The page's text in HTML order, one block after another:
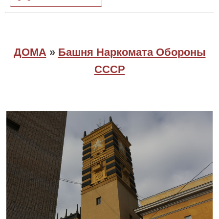
ДОМА » Башня Наркомата Обороны
СССР